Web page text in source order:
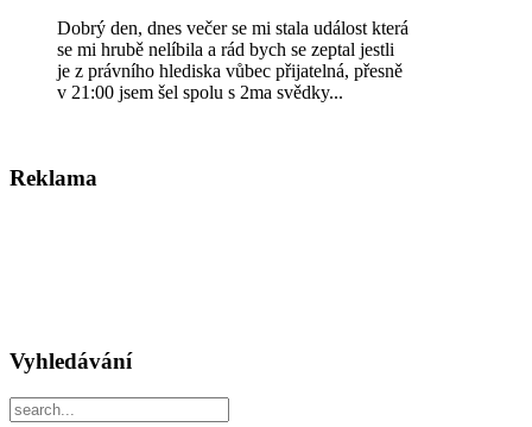
Dobrý den, dnes večer se mi stala událost která
se mi hrubě nelíbila a rád bych se zeptal jestli
je z právního hlediska vůbec přijatelná, přesně
v 21:00 jsem šel spolu s 2ma svědky...
Reklama
Vyhledávání